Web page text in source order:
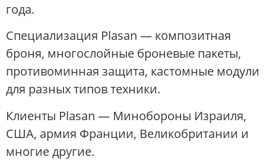
года.
Специализация Plasan — композитная
броня, многослойные броневые пакеты,
противоминная защита, кастомные модули
для разных типов техники.
Клиенты Plasan — Минобороны Израиля,
США, армия Франции, Великобритании и
многие другие.